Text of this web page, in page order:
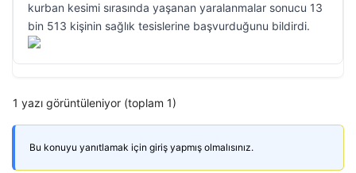
kurban kesimi sırasında yaşanan yaralanmalar sonucu 13
bin 513 kişinin sağlık tesislerine başvurduğunu bildirdi.
1 yazı görüntüleniyor (toplam 1)
Bu konuyu yanıtlamak için giriş yapmış olmalısınız.